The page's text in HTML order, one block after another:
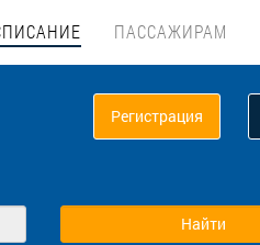
ПАССАЖИРАМ
Регистрация